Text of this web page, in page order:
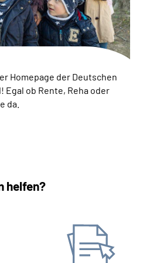
(DGS)
Homepage der Deutschen
ob Rente, Reha oder
da.
helfen?